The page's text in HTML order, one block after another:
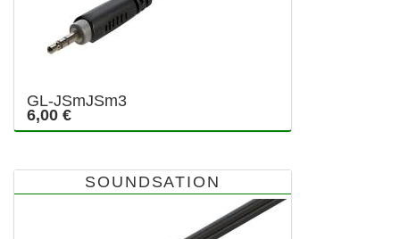
GL-JSmJSm3
6,00 €
SOUNDSATION